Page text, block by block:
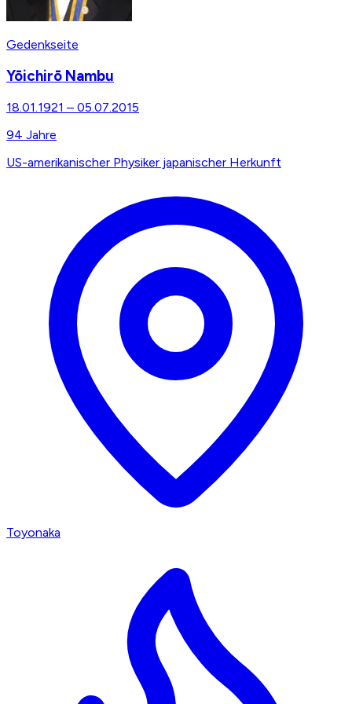
Gedenkseite
Yōichirō Nambu
18.01.1921 – 05.07.2015
94 Jahre
US-amerikanischer Physiker japanischer Herkunft
Toyonaka